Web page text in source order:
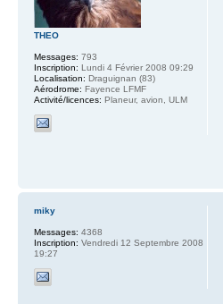
THEO
Messages: 793
Inscription: Lundi 4 Février 2008 09:29
Localisation: Draguignan (83)
Aérodrome: Fayence LFMF
Activité/licences: Planeur, avion, ULM
miky
Messages: 4368
Inscription: Vendredi 12 Septembre 2008
19:27